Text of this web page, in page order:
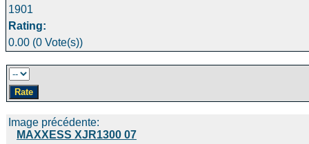
1901
Rating:
0.00 (0 Vote(s))
Image précédente:
MAXXESS XJR1300 07